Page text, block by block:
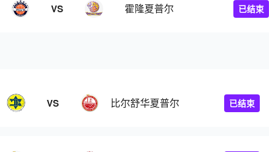
VS 霍隆夏普尔 已结束
VS 比尔舒华夏普尔 已结束